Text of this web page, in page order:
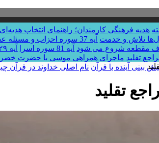
هدیه فرهنگی کارمندان؛ راهنمای انتخاب
تلاش و خدمت آیه 37 سوره احزاب و مسئله عصمت پیامبر
آیه 81 سوره اسرا آیه ۲۹ سوره مومنون برای خانه دار شدن
تقلید ماجرای همراهی موسی با حضرت خضر
بینی آینده با قرآن نام اصلی خداوند در قرآن
تقلید